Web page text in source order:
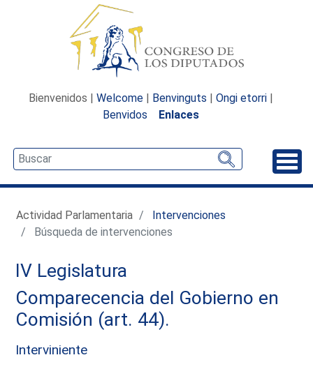
Bienvenidos | Welcome | Benvinguts | Ongi etorri |
Benvidos
Enlaces
Actividad Parlamentaria
Intervenciones
Búsqueda de intervenciones
IV Legislatura
Comparecencia del Gobierno en
Comisión (art. 44).
Interviniente